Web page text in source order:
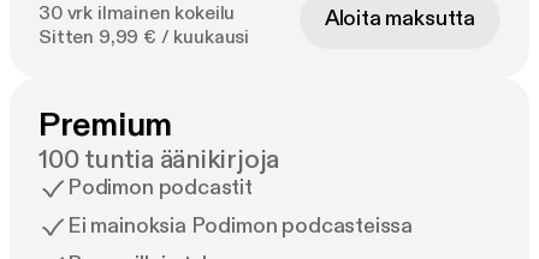
30 vrk ilmainen kokeilu
Sitten 9,99 € / kuukausi
Aloita maksutta
Premium
100 tuntia äänikirjoja
Podimon podcastit
Ei mainoksia Podimon podcasteissa